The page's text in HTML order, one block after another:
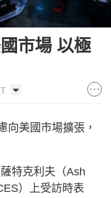
市場 以極
向美國市場擴張，
特克利夫（Ash
）上受訪時表